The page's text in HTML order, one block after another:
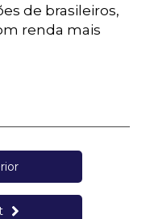
de brasileiros,
renda mais